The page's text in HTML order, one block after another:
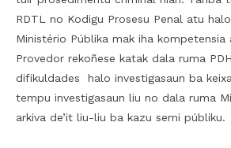
RDTL no Kodigu Prosesu Penal atu
Ministério Públika mak iha kompetensia
Provedor rekoñese katak dala ruma
difikuldades halo investigasaun ba
tempu investigasaun liu no dala ruma
arkiva de’it liu-liu ba kazu semi públiku.